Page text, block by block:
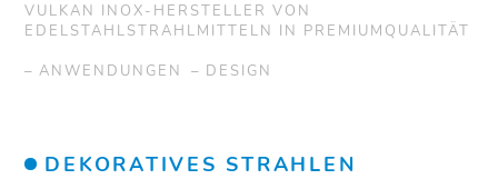
VULKAN INOX-HERSTELLER VON
EDELSTAHLSTRAHLMITTELN IN PREMIUMQUALITÄT
ANWENDUNGEN
DESIGN
DEKORATIVES STRAHLEN